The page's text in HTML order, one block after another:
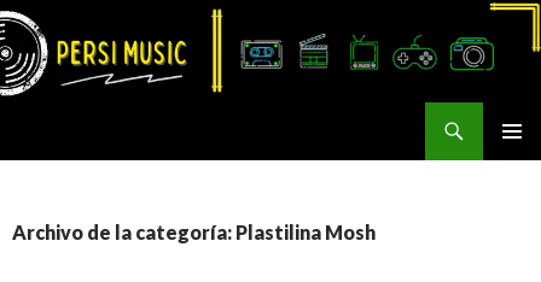
Archivo de la categoría: Plastilina Mosh